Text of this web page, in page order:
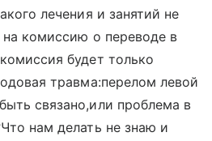
лечения и занятий не
на комиссию о переводе в
будет только
травма:перелом левой
связано,или проблема в
нам делать не знаю и